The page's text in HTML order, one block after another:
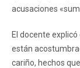
acusaciones
El docente
están
cariño, hechos